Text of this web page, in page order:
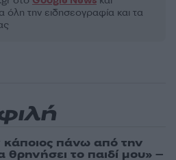
όλη την ειδησεογραφία και τα
πάνω από την
θρηνήσει το παιδί μου» –